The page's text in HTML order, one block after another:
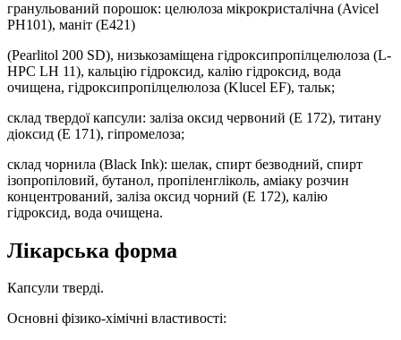
гранульований порошок: целюлоза мікрокристалічна (Avicel
PH101), маніт (Е421)
(Pearlitol 200 SD), низькозаміщена гідроксипропілцелюлоза (L-
HPC LH 11), кальцію гідроксид, калію гідроксид, вода
очищена, гідроксипропілцелюлоза (Klucel EF), тальк;
склад твердої капсули: заліза оксид червоний (Е 172), титану
діоксид (E 171), гіпромелоза;
склад чорнила (Black Ink): шелак, спирт безводний, спирт
ізопропіловий, бутанол, пропіленгліколь, аміаку розчин
концентрований, заліза оксид чорний (Е 172), калію
гідроксид, вода очищена.
Лікарська форма
Капсули тверді.
Основні фізико-хімічні властивості: